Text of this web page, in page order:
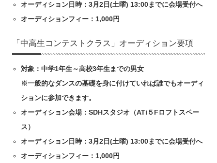
オーディション日時：3月2日(土曜) 13:00までに会場受付へ
オーディションフィー：1,000円
「中高生コンテストクラス」オーディション要項
対象：中学1年生～高校3年生までの男女
※一般的なダンスの基礎を身に付けていれば誰でもオーディ
ションに参加できます。
オーディション会場：SDHスタジオ（ATi５Fロフトスペー
ス）
オーディション日時：3月2日(土曜) 13:00までに会場受付へ
オーディションフィー：1,000円